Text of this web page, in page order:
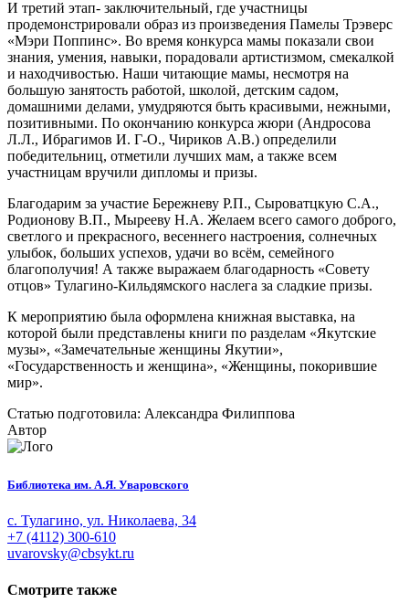
И третий этап- заключительный, где участницы
продемонстрировали образ из произведения Памелы Трэверс
«Мэри Поппинс». Во время конкурса мамы показали свои
знания, умения, навыки, порадовали артистизмом, смекалкой
и находчивостью. Наши читающие мамы, несмотря на
большую занятость работой, школой, детским садом,
домашними делами, умудряются быть красивыми, нежными,
позитивными. По окончанию конкурса жюри (Андросова
Л.Л., Ибрагимов И. Г-О., Чириков А.В.) определили
победительниц, отметили лучших мам, а также всем
участницам вручили дипломы и призы.
Благодарим за участие Бережневу Р.П., Сыроватцкую С.А.,
Родионову В.П., Мырееву Н.А. Желаем всего самого доброго,
светлого и прекрасного, весеннего настроения, солнечных
улыбок, больших успехов, удачи во всём, семейного
благополучия! А также выражаем благодарность «Совету
отцов» Тулагино-Кильдямского наслега за сладкие призы.
К мероприятию была оформлена книжная выставка, на
которой были представлены книги по разделам «Якутские
музы», «Замечательные женщины Якутии»,
«Государственность и женщина», «Женщины, покорившие
мир».
Статью подготовила: Александра Филиппова
Автор
Библиотека им. А.Я. Уваровского
с. Тулагино, ул. Николаева, 34
+7 (4112) 300-610
uvarovsky@cbsykt.ru
Смотрите также